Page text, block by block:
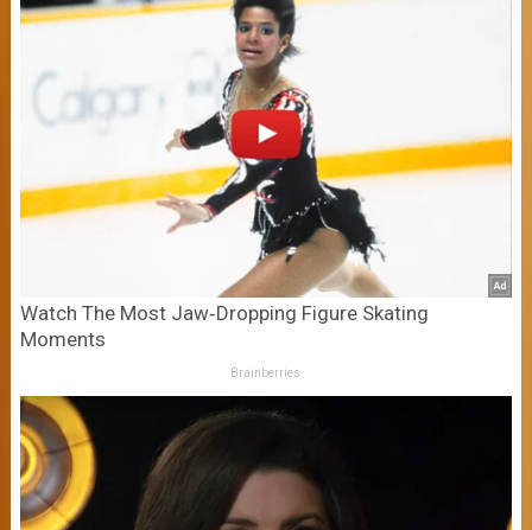
Watch The Most Jaw‑Dropping Figure Skating
Moments
Brainberries